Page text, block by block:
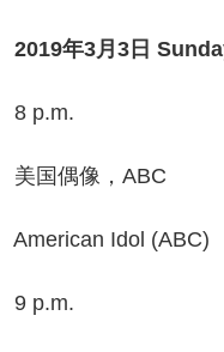
年3月3日
偶像，ABC
Idol (ABC)